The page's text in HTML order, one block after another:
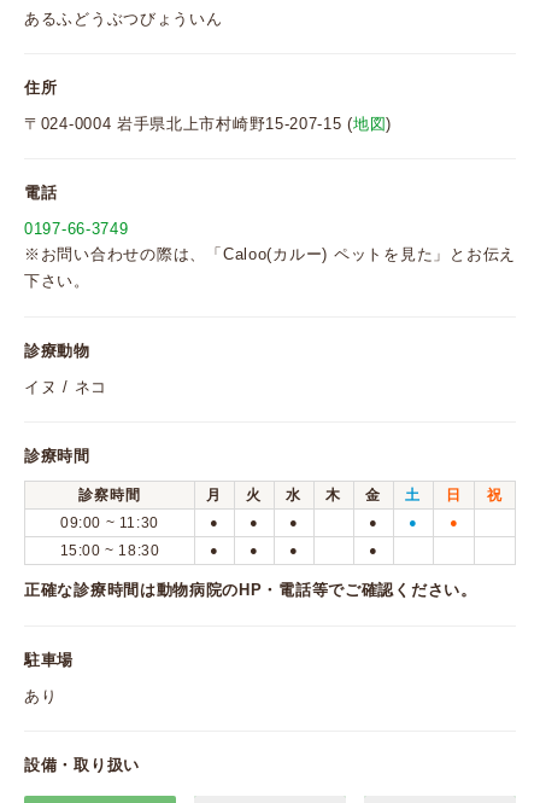
あるふどうぶつびょういん
住所
〒024-0004 岩手県北上市村崎野15-207-15 (地図)
電話
0197-66-3749
※お問い合わせの際は、「Caloo(カルー) ペットを見た」とお伝え
下さい。
診療動物
イヌ / ネコ
診療時間
診察時間 月 火 水 木 金 土 日
祝
09:00 ~ 11:30
● ● ● ● ● ●
15:00 ~ 18:30 ● ● ● ●
正確な診療時間は動物病院のHP・電話等でご確認ください。
駐車場
あり
設備・取り扱い